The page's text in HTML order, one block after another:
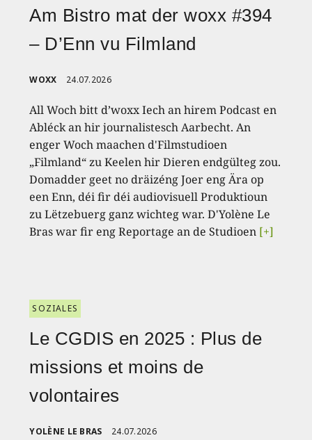
Am Bistro mat der woxx #394
– D’Enn vu Filmland
WOXX 24.07.2026
All Woch bitt d’woxx Iech an hirem Podcast en
Abléck an hir journalistesch Aarbecht. An
enger Woch maachen d'Filmstudioen
„Filmland“ zu Keelen hir Dieren endgülteg zou.
Domadder geet no dräizéng Joer eng Ära op
een Enn, déi fir déi audiovisuell Produktioun
zu Lëtzebuerg ganz wichteg war. D'Yolène Le
Bras war fir eng Reportage an de Studioen [+]
SOZIALES
Le CGDIS en 2025 : Plus de
missions et moins de
volontaires
YOLÈNE LE BRAS 24.07.2026